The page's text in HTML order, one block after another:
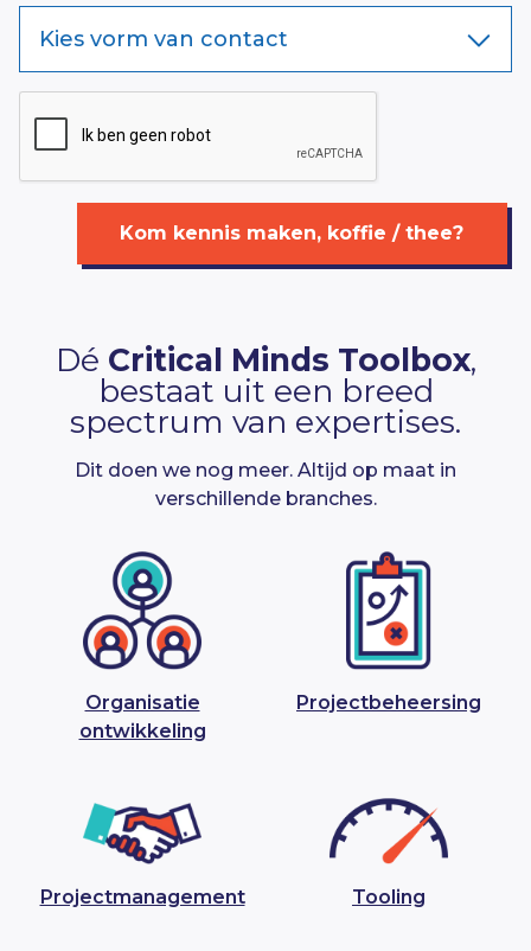
Kies vorm van contact
Kom kennis maken, koffie / thee?
Dé Critical Minds Toolbox,
bestaat uit een breed
spectrum van expertises.
Dit doen we nog meer. Altijd op maat in
verschillende branches.
Organisatie
ontwikkeling
Projectbeheersing
Projectmanagement Tooling